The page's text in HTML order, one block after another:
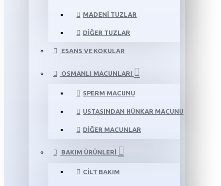
MADENI TUZLAR
DIĞER TUZLAR
ESANS VE KOKULAR
OSMANLI MACUNLARI
SPERM MACUNU
USTASINDAN HÜNKAR MACUNU
DIĞER MACUNLAR
BAKIM ÜRÜNLERI
CILT BAKIM